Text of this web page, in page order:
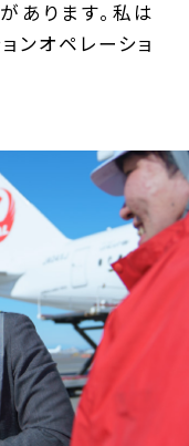
あります。私は
ンオペレーショ